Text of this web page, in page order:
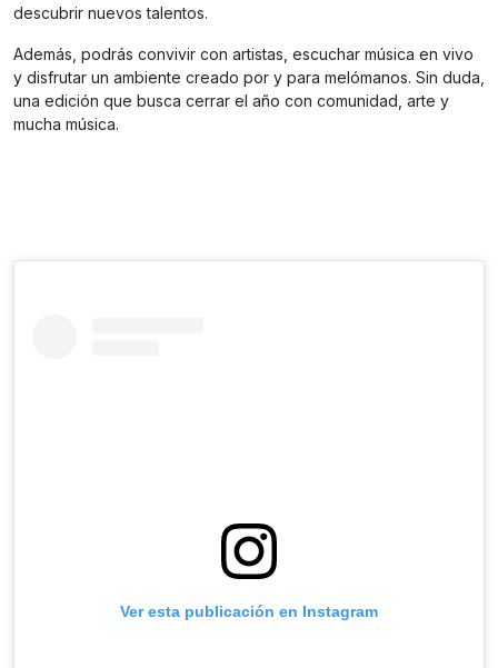
descubrir nuevos talentos.
Además, podrás convivir con artistas, escuchar música en vivo
y disfrutar un ambiente creado por y para melómanos. Sin duda,
una edición que busca cerrar el año con comunidad, arte y
mucha música.
Ver esta publicación en Instagram